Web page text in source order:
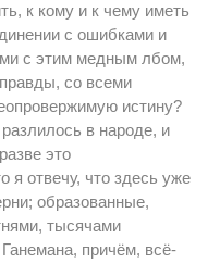
к кому и к чему иметь
с ошибками и
с этим медным лбом,
со всеми
истину?
в народе, и
это
я отвечу, что здесь уже
образованные,
тысячами
причём, всё-